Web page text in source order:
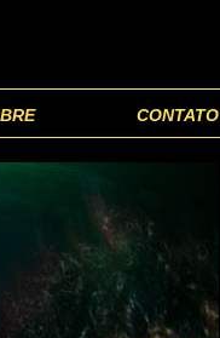
CONTATO